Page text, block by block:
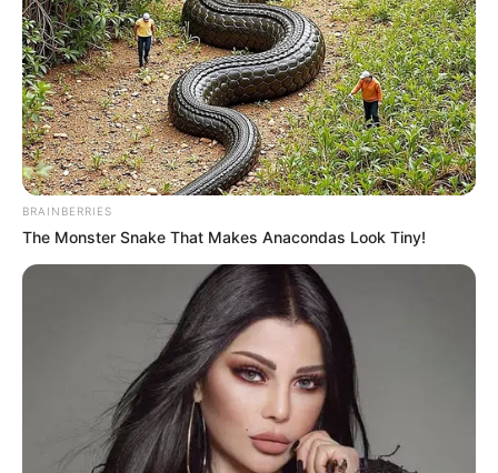
βρίσκεται σε τόσο βαθιά ύπνωση ή αν τελικά...
ΚΟΙΝΩΝΙΚΑ ΔΙΚΤΥΑ
FACEBOOK ΑΡΈΣΕΙ
YOUTUBE ΕΓΓΡΑΦΕΊΤΕ
BRAINBERRIES
The Monster Snake That Makes Anacondas Look Tiny!